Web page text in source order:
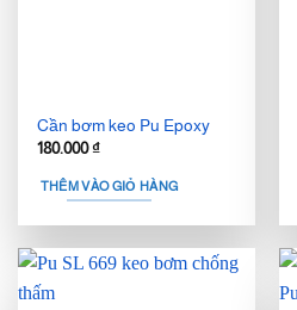
Cần bơm keo Pu Epoxy
180.000₫
THÊM VÀO GIỎ HÀNG